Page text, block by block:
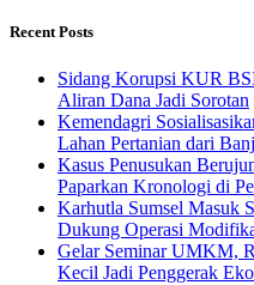
Recent Posts
Sidang Korupsi KUR
Aliran Dana Jadi Sorotan
Kemendagri
Lahan Pertanian dari
Kasus Penusukan
Paparkan Kronologi di
Karhutla Sumsel Masuk
Dukung Operasi
Gelar Seminar UMKM,
Kecil Jadi Penggerak